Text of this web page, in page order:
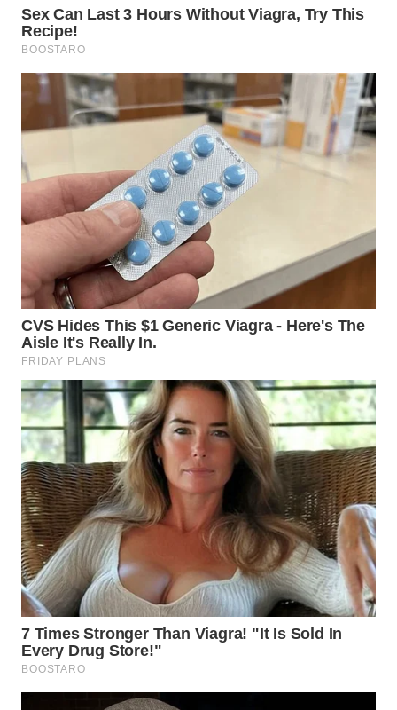
MALUT
WN
DAIRI
WN
NIAS
WN
LANGKAT
WN
TAPANULI
WN
TANJUNG
LESUNG
WN
KARO
WN
SIMALUNGUN
WN
LABUHANBATU